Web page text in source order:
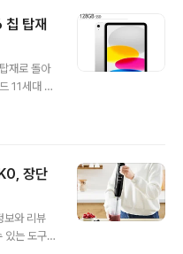
탑재
재로 돌아
11세대 1
A16 바
서술형으
주
칩이 탑
종에도 사
동, 사진
장단
보와 리뷰
있는 도구